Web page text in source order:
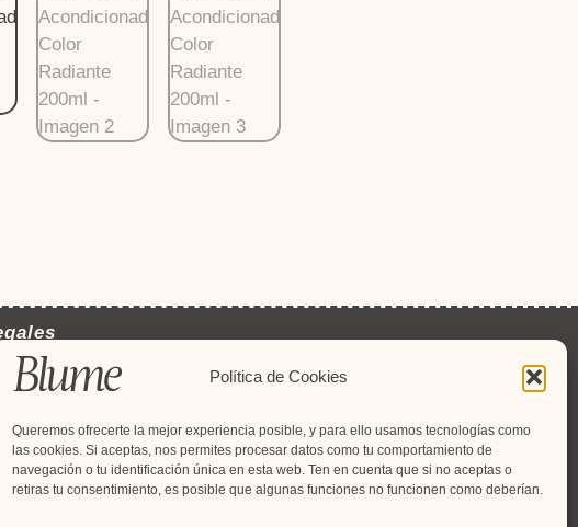
Política de Cookies
Queremos ofrecerte la mejor experiencia posible, y para ello usamos tecnologías como
las cookies. Si aceptas, nos permites procesar datos como tu comportamiento de
navegación o tu identificación única en esta web. Ten en cuenta que si no aceptas o
retiras tu consentimiento, es posible que algunas funciones no funcionen como deberían.
© 2026 Blume – Diseño porKanji Estudio